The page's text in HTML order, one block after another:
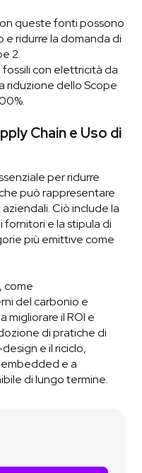
queste fonti possono
e ridurre la domanda di
2.
con elettricità da
riduzione dello Scope
Chain e Uso di
per ridurre
può rappresentare
Ciò include la
e la stipula di
più emittive come
come
del carbonio e
migliorare il ROI e
di pratiche di
e il riciclo,
e a
di lungo termine.